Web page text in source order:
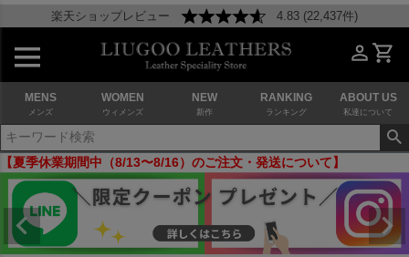
楽天ショップレビュー 4.83 (22,437件)
MENS
メンズ
WOMEN
ウィメンズ
NEW
新作
RANKING
ランキング
ABOUT US
私達について
【夏季休業期間中（8/13〜8/16）のご注文・発送について】